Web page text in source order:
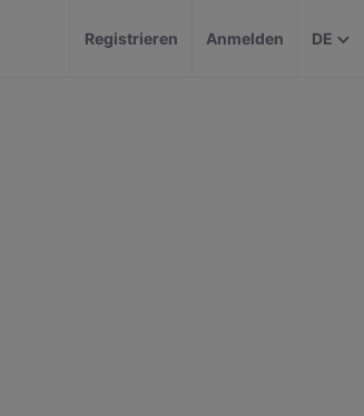
Registrieren Anmelden DE